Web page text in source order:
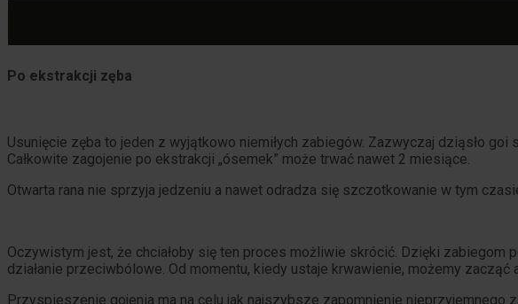
Po ekstrakcji zęba
Usunięcie zęba to jeden z wyjątkowo niemiłych zabiegów. Zazwyczaj dziąsło
Całkowite zagojenie po ekstrakcji „ósemek” może trwać nawet 2 miesiące.
Otwarta rana nie sprzyja jedzeniu a nawet odradza się szczotkowanie w tym
Oczywistym jest, że chciałoby się ten proces możliwie skrócić. Dzięki
działanie przeciwbólowe. Od momentu, kiedy ustaje krwawienie, możemy zacząć
Przyspieszenie gojenia ma na celu jak najszybsze zapomnienie